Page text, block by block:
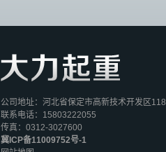
公司地址：河北省保定市高新技术开发区
联系电话：15803222055
传真：0312-3027600
冀ICP备11009752号-1